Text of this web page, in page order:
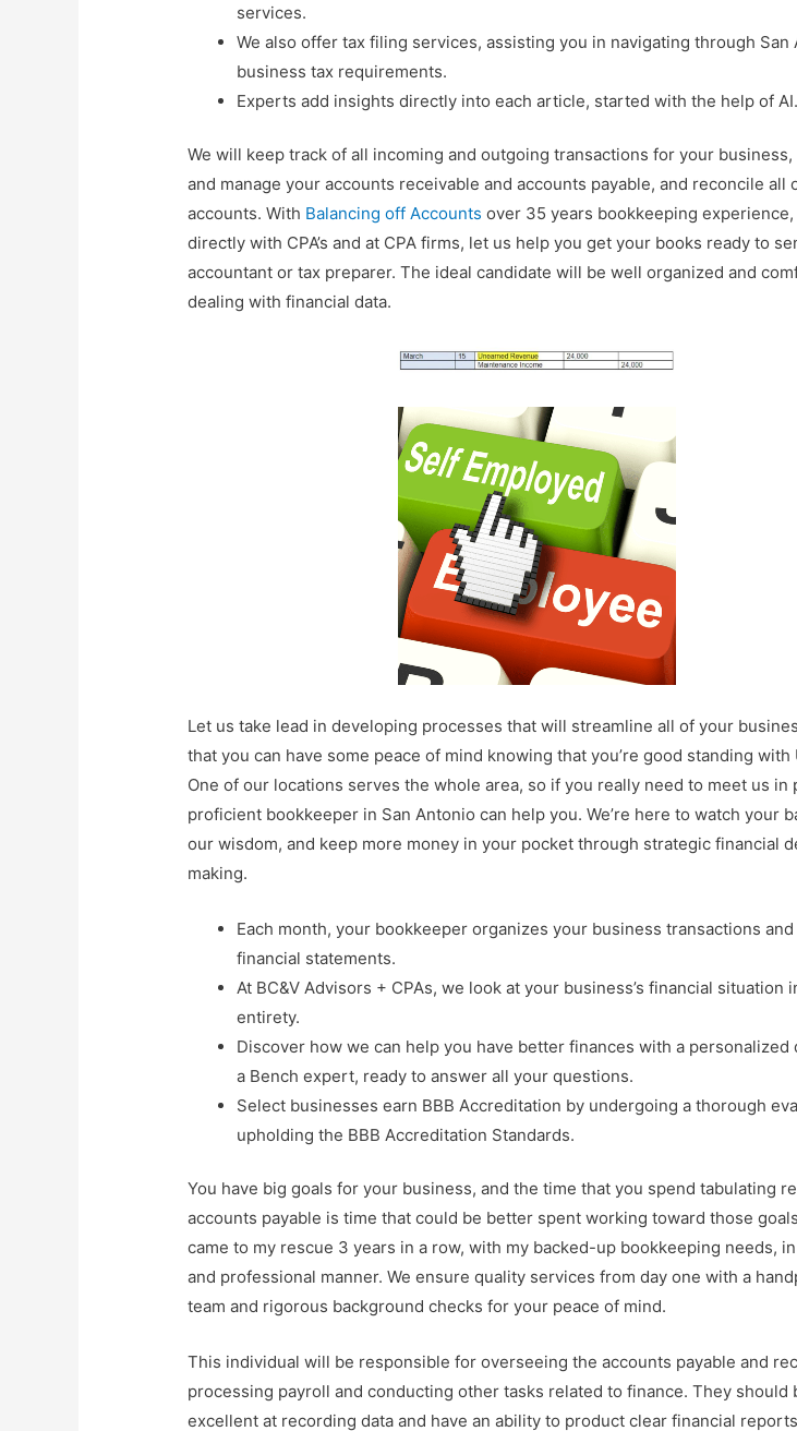
services.
We also offer tax filing services, assisting you in navigating through San
business tax requirements.
Experts add insights directly into each article, started with the help of AI.
We will keep track of all incoming and outgoing transactions for your
and manage your accounts receivable and accounts payable, and reconcile all
accounts. With Balancing off Accounts over 35 years bookkeeping
directly with CPA’s and at CPA firms, let us help you get your books ready to
accountant or tax preparer. The ideal candidate will be well organized and
dealing with financial data.
Let us take lead in developing processes that will streamline all of your
that you can have some peace of mind knowing that you’re good standing with
One of our locations serves the whole area, so if you really need to meet us in
proficient bookkeeper in San Antonio can help you. We’re here to watch your
our wisdom, and keep more money in your pocket through strategic financial
making.
Each month, your bookkeeper organizes your business transactions
financial statements.
At BC&V Advisors + CPAs, we look at your business’s financial situation
entirety.
Discover how we can help you have better finances with a personalized
a Bench expert, ready to answer all your questions.
Select businesses earn BBB Accreditation by undergoing a thorough
upholding the BBB Accreditation Standards.
You have big goals for your business, and the time that you spend tabulating
accounts payable is time that could be better spent working toward those
came to my rescue 3 years in a row, with my backed-up bookkeeping needs,
and professional manner. We ensure quality services from day one with a
team and rigorous background checks for your peace of mind.
This individual will be responsible for overseeing the accounts payable and
processing payroll and conducting other tasks related to finance. They should
excellent at recording data and have an ability to product clear financial